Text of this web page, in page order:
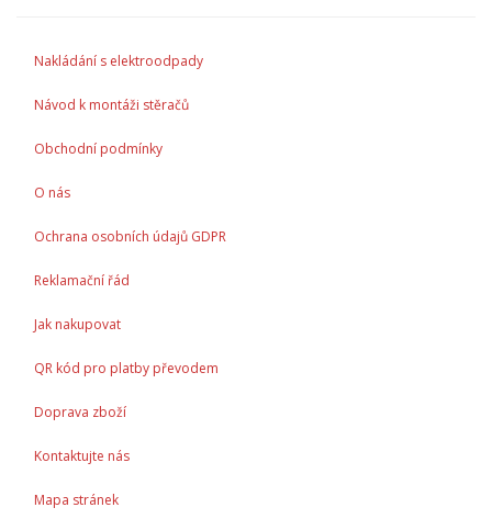
Nakládání s elektroodpady
Návod k montáži stěračů
Obchodní podmínky
O nás
Ochrana osobních údajů GDPR
Reklamační řád
Jak nakupovat
QR kód pro platby převodem
Doprava zboží
Kontaktujte nás
Mapa stránek